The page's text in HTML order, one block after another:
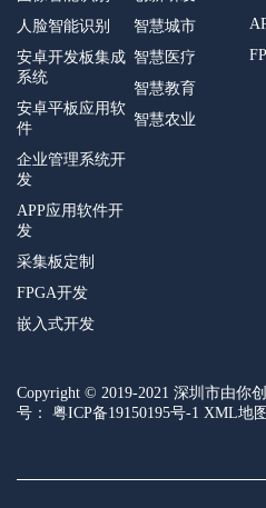
人脸智能识别
安卓开发板集成
系统
安卓平板应用软
件
企业管理系统开
发
APP应用软件开
发
采集板定制
FPGA开发
嵌入式开发
智慧城市
智慧医疗
智慧教育
智慧农业
Copyright © 2019-2021 深圳市由你
号：
粤ICP备19150195号-1 XML地图